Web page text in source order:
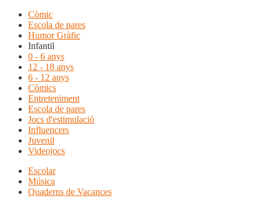
Còmic
Escola de pares
Humor Gràfic
Infantil
0 - 6 anys
12 - 18 anys
6 - 12 anys
Còmics
Entreteniment
Escola de pares
Jocs d'estimulació
Influencers
Juvenil
Videojocs
Escolar
Música
Quaderns de Vacances